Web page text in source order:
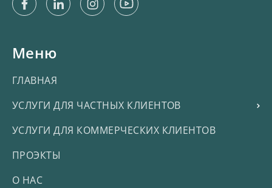
FacebookLinkedinInstagramYoutube
Меню
ГЛАВНАЯ
УСЛУГИ ДЛЯ ЧАСТНЫХ КЛИЕНТОВ
УСЛУГИ ДЛЯ КОММЕРЧЕСКИХ КЛИЕНТОВ
ПРОЭКТЫ
О НАС